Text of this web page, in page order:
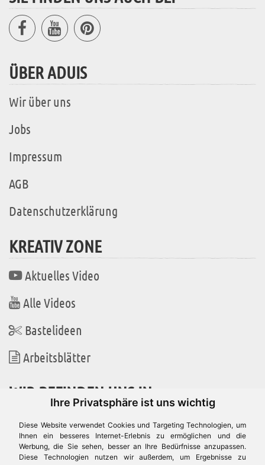
Ihre Privatsphäre ist uns wichtig
Diese Website verwendet Cookies und Targeting Technologien, um
Ihnen ein besseres Internet-Erlebnis zu ermöglichen und die
Werbung, die Sie sehen, besser an Ihre Bedürfnisse anzupassen.
Diese Technologien nutzen wir außerdem, um Ergebnisse zu
ÜBER ADUIS
Wir über uns
Jobs
Impressum
AGB
Datenschutzerklärung
KREATIV ZONE
Aktuelles Video
Alle Videos
Bastelideen
Arbeitsblätter
WIR BEFINDEN UNS IN
Es gibt uns auch in